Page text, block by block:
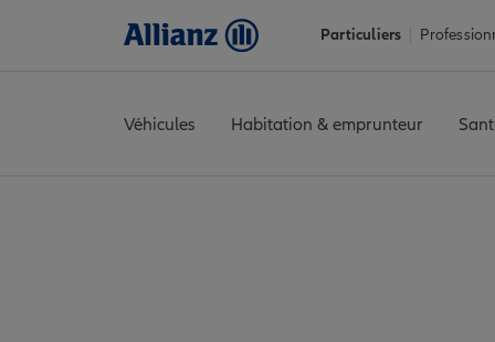
Particuliers
Véhicules Habitation & emprunteur